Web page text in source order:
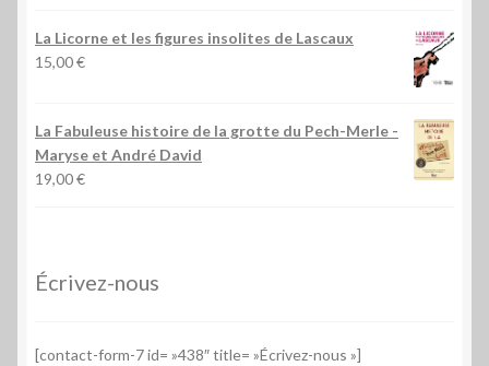
La Licorne et les figures insolites de Lascaux
15,00€
La Fabuleuse histoire de la grotte du Pech-Merle -
Maryse et André David
19,00€
Écrivez-nous
[contact-form-7 id= »438″ title= »Écrivez-nous »]